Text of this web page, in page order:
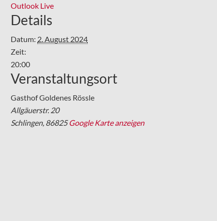
Outlook Live
Details
Datum: 2. August 2024
Zeit:
20:00
Veranstaltungsort
Gasthof Goldenes Rössle
Allgäuerstr. 20
Schlingen, 86825 Google Karte anzeigen